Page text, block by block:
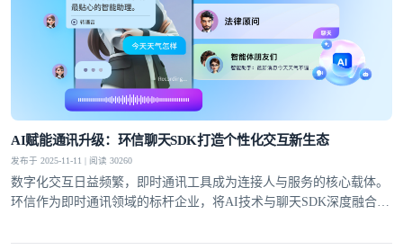
AI赋能通讯升级：环信聊天SDK打造个性化交互新生态
发布于 2025-11-11 | 阅读 30260
数字化交互日益频繁，即时通讯工具成为连接人与服务的核心载体。
环信作为即时通讯领域的标杆企业，将AI技术与聊天SDK深度融合，
供高效开发方案的同时，也为用户带来了更具沉浸感和个性化的交互